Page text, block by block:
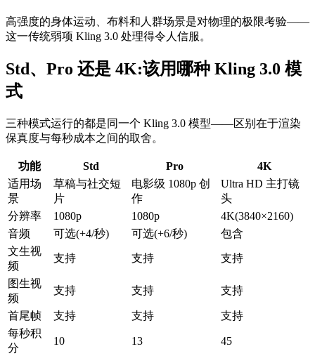
高强度的身体运动、布料和人群场景是对物理的极限考验——
这一传统弱项 Kling 3.0 处理得令人信服。
Std、Pro 还是 4K:该用哪种 Kling 3.0 模
式
三种模式运行的都是同一个 Kling 3.0 模型——区别在于渲染
保真度与每秒成本之间的取舍。
功能 Std Pro
4K
适用场
景
草稿与社交短
片
电影级 1080p 创
作
Ultra HD 主打镜
头
分辨率
1080p 1080p
4K(3840×2160)
音频
可选(+4/秒) 可选(+6/秒)
包含
文生视
频
支持 支持 支持
图生视
频
支持 支持 支持
首尾帧 支持 支持
支持
每秒积
分
10 13 45